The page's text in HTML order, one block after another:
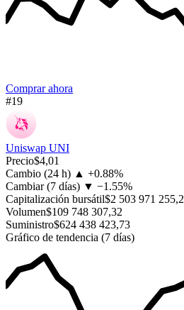
Comprar ahora
#19
Uniswap UNI
Precio$4,01
Cambio (24 h) ▲ +0.88%
Cambiar (7 días) ▼ −1.55%
Capitalización bursátil$2 503 971 255,2
Volumen$109 748 307,32
Suministro$624 438 423,73
Gráfico de tendencia (7 días)